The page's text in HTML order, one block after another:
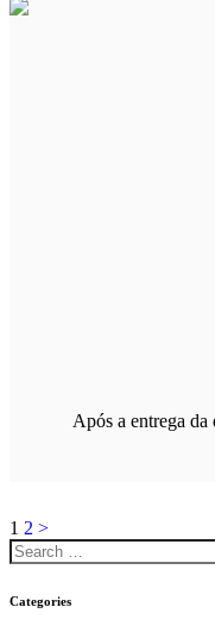
Após a entrega
1 2 >
Categories